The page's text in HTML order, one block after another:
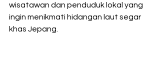
wisatawan dan penduduk lokal yang
ingin menikmati hidangan laut segar
khas Jepang.